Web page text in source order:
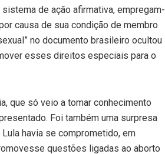
de ação afirmativa, empregam-
causa de sua condição de membro
no documento brasileiro ocultou
esses direitos especiais para o
que só veio a tomar conhecimento
Foi também uma surpresa
havia se comprometido, em
questões ligadas ao aborto